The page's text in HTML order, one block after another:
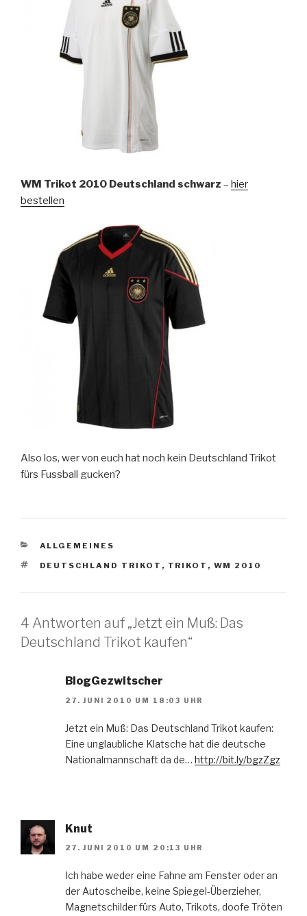
WM Trikot 2010 Deutschland schwarz – hier
bestellen
Also los, wer von euch hat noch kein Deutschland Trikot
fürs Fussball gucken?
KATEGORIEN
ALLGEMEINES
SCHLAGWÖRTER
DEUTSCHLAND TRIKOT , TRIKOT , WM 2010
4 Antworten auf „Jetzt ein Muß: Das
Deutschland Trikot kaufen“
BlogGezwitscher
27. JUNI 2010 UM 18:03 UHR
Jetzt ein Muß: Das Deutschland Trikot kaufen:
Eine unglaubliche Klatsche hat die deutsche
Nationalmannschaft da de… http://bit.ly/bgzZgz
Knut
27. JUNI 2010 UM 20:13 UHR
Ich habe weder eine Fahne am Fenster oder an
der Autoscheibe, keine Spiegel-Überzieher,
Magnetschilder fürs Auto, Trikots, doofe Tröten